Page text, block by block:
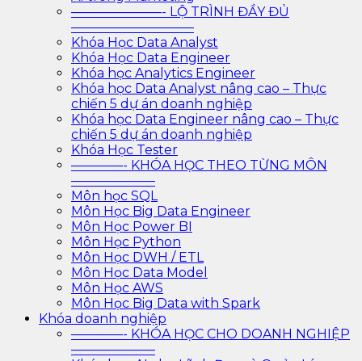
———————- LỘ TRÌNH ĐẦY ĐỦ
—————————–
Khóa Học Data Analyst
Khóa Học Data Engineer
Khóa học Analytics Engineer
Khóa học Data Analyst nâng cao – Thực
chiến 5 dự án doanh nghiệp
Khóa học Data Engineer nâng cao – Thực
chiến 5 dự án doanh nghiệp
Khóa Học Tester
————- KHÓA HỌC THEO TỪNG MÔN
——————–
Môn học SQL
Môn Học Big Data Engineer
Môn Học Power BI
Môn Học Python
Môn Học DWH / ETL
Môn Học Data Model
Môn Học AWS
Môn Học Big Data with Spark
Khóa doanh nghiệp
————- KHÓA HỌC CHO DOANH NGHIỆP
——————–